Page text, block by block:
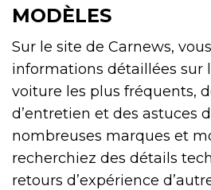
MODÈLES
Sur le site de Carnews,
informations détaillées sur
voiture les plus fréquents,
d’entretien et des astuces
nombreuses marques et
recherchiez des détails
retours d’expérience